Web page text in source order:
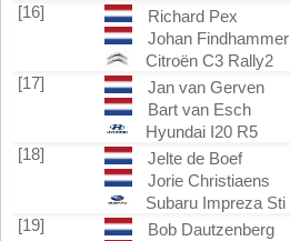
[16]
Richard Pex
Johan Findhammer
Citroën C3 Rally2
[17]
Jan van Gerven
Bart van Esch
Hyundai I20 R5
[18]
Jelte de Boef
Jorie Christiaens
Subaru Impreza Sti
[19]
Bob Dautzenberg